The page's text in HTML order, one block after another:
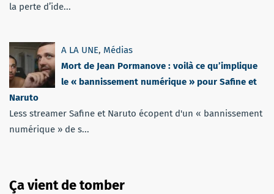
la perte d’ide...
A LA UNE, Médias
Mort de Jean Pormanove : voilà ce qu’implique
le « bannissement numérique » pour Safine et
Naruto
Less streamer Safine et Naruto écopent d'un « bannissement
numérique » de s...
Ça vient de tomber